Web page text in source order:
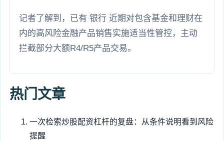
记者了解到，已有 银行 近期对包含基金和理财在
内的高风险金融产品销售实施适当性管控，主动
拦截部分大额R4/R5产品交易。
热门文章
一次检索炒股配资杠杆的复盘：从条件说明看到风险
提醒